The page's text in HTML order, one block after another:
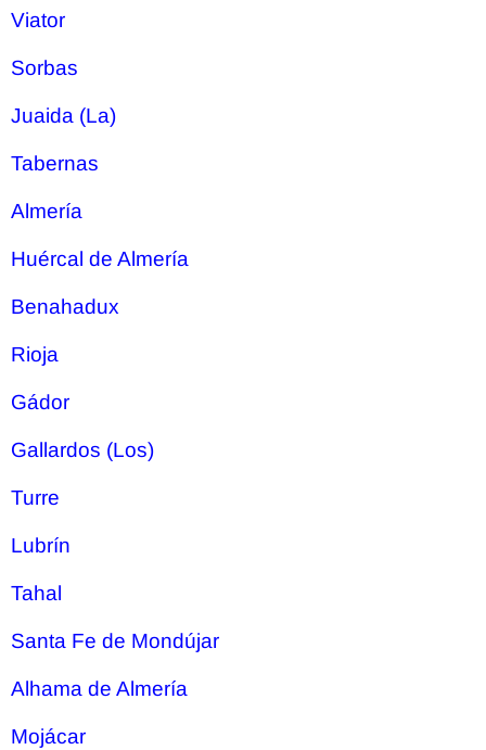
Viator
Sorbas
Juaida (La)
Tabernas
Almería
Huércal de Almería
Benahadux
Rioja
Gádor
Gallardos (Los)
Turre
Lubrín
Tahal
Santa Fe de Mondújar
Alhama de Almería
Mojácar